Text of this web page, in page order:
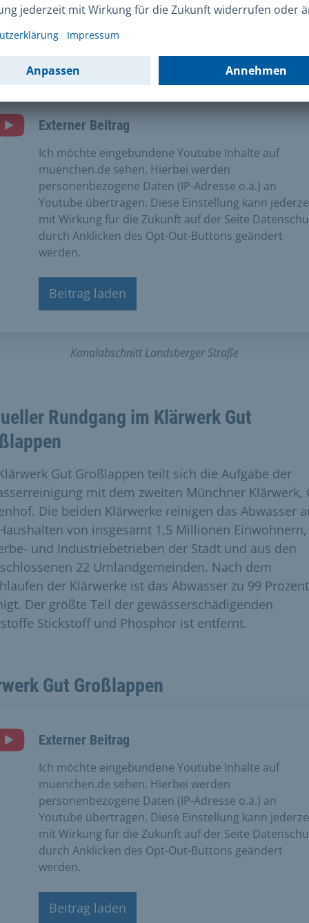
Monate.
Landsberger Straße
Externer Beitrag
Ich möchte eingebundene Youtube Inhalte auf
muenchen.de sehen. Hierbei werden
personenbezogene Daten (IP-Adresse o.ä.) an
Youtube übertragen. Diese Einstellung kann
mit Wirkung für die Zukunft auf der Seite
durch Anklicken des Opt-Out-Buttons geändert
werden.
Beitrag laden
Kanalabschnitt Landsberger Straße
Rundgang im Klärwerk Gut
Gut Großlappen teilt sich die Aufgabe der
mit dem zweiten Münchner Klärwerk,
Die beiden Klärwerke reinigen das Abwasser
von insgesamt 1,5 Millionen
und Industriebetrieben der Stadt und aus den
22 Umlandgemeinden. Nach dem
der Klärwerke ist das Abwasser zu 99 Prozent
Der größte Teil der gewässerschädigenden
Stickstoff und Phosphor ist entfernt.
Gut Großlappen
Externer Beitrag
Ich möchte eingebundene Youtube Inhalte auf
muenchen.de sehen. Hierbei werden
personenbezogene Daten (IP-Adresse o.ä.) an
Youtube übertragen. Diese Einstellung kann
mit Wirkung für die Zukunft auf der Seite
durch Anklicken des Opt-Out-Buttons geändert
werden.
Beitrag laden